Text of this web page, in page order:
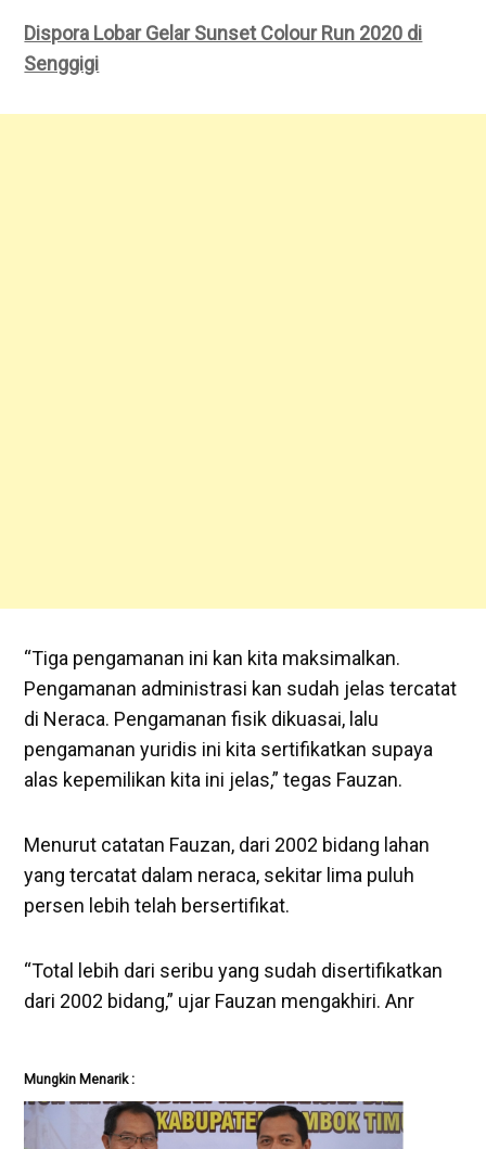
Dispora Lobar Gelar Sunset Colour Run 2020 di
Senggigi
“Tiga pengamanan ini kan kita maksimalkan.
Pengamanan administrasi kan sudah jelas tercatat
di Neraca. Pengamanan fisik dikuasai, lalu
pengamanan yuridis ini kita sertifikatkan supaya
alas kepemilikan kita ini jelas,” tegas Fauzan.
Menurut catatan Fauzan, dari 2002 bidang lahan
yang tercatat dalam neraca, sekitar lima puluh
persen lebih telah bersertifikat.
“Total lebih dari seribu yang sudah disertifikatkan
dari 2002 bidang,” ujar Fauzan mengakhiri. Anr
Mungkin Menarik :